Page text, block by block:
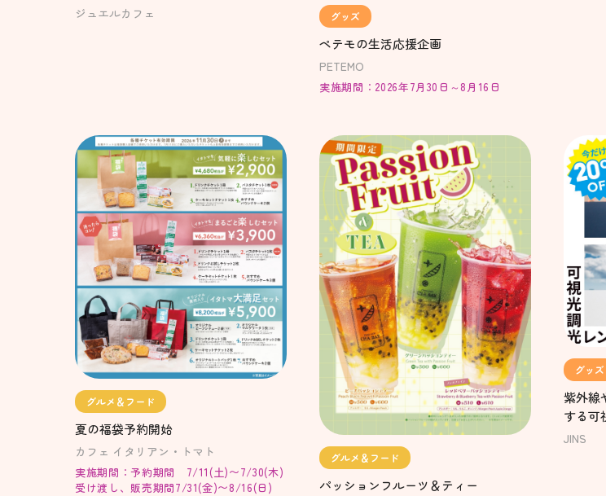
ジュエルカフェ グッズ
ペテモの生活応援企画
PETEMO
実施期間：2026年7月30日～8月16日
グルメ＆フード
夏の福袋予約開始
カフェ イタリアン・トマト
実施期間：予約期間 7/11(土)〜7/30(木)
受け渡し、販売期間7/31(金)〜8/16(日)
グルメ＆フード
パッションフルーツ＆ティー
グッズ
紫外線
する可
中！
JINS